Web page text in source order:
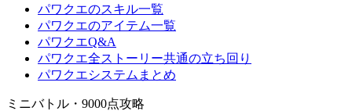
パワクエのスキル一覧
パワクエのアイテム一覧
パワクエQ&A
パワクエ全ストーリー共通の立ち回り
パワクエシステムまとめ
ミニバトル・9000点攻略